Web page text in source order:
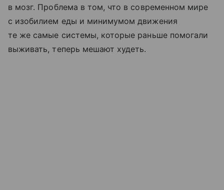
в мозг. Проблема в том, что в современном мире
с изобилием еды и минимумом движения
те же самые системы, которые раньше помогали
выживать, теперь мешают худеть.